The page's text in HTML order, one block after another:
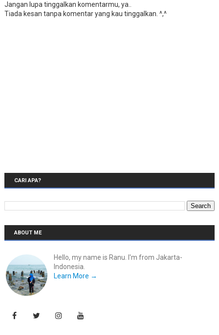
Jangan lupa tinggalkan komentarmu, ya..
Tiada kesan tanpa komentar yang kau tinggalkan. ^,^
CARI APA?
ABOUT ME
Hello, my name is Ranu. I'm from Jakarta-
Indonesia.
Learn More →